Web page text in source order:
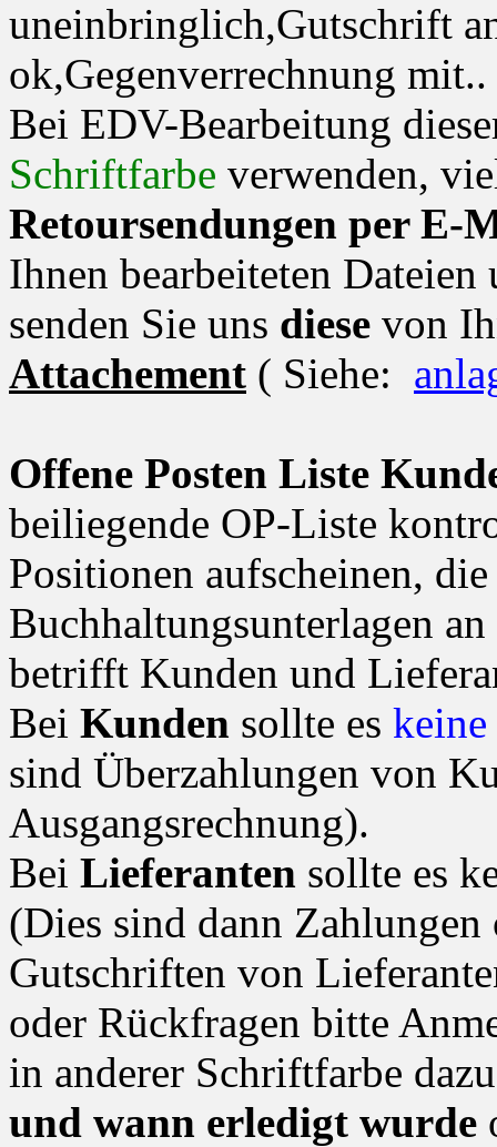
uneinbringlich,Gutschrift
ok,Gegenverrechnung mit..
Bei EDV-Bearbeitung
Schriftfarbe verwenden,
Retoursendungen per E-
Ihnen bearbeiteten Dateien
senden Sie uns diese von
Attachement ( Siehe:
Offene Posten Liste
beiliegende OP-Liste
Positionen aufscheinen,
Buchhaltungsunterlagen
betrifft Kunden und
Bei Kunden sollte es keine
sind Überzahlungen von
Ausgangsrechnung).
Bei Lieferanten sollte es
(Dies sind dann
Gutschriften von
oder Rückfragen bitte
in anderer Schriftfarbe
und wann erledigt wurde